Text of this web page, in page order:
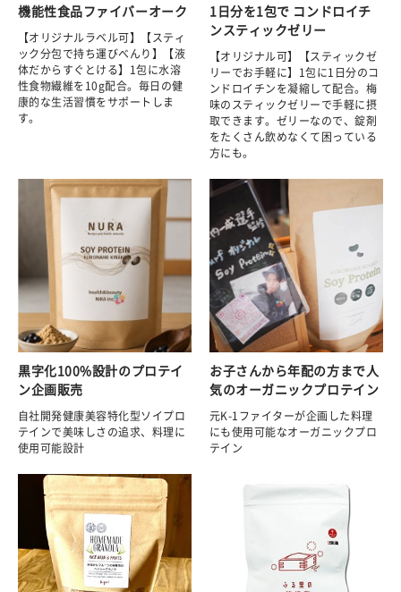
機能性食品ファイバーオーク
【オリジナルラベル可】【スティ
ック分包で持ち運びべんり】【液
体だからすぐとける】1包に水溶
性食物繊維を10g配合。毎日の健
康的な生活習慣をサポートしま
す。
1日分を1包で コンドロイチ
ンスティックゼリー
【オリジナル可】【スティックゼ
リーでお手軽に】1包に1日分のコ
ンドロイチンを凝縮して配合。梅
味のスティックゼリーで手軽に摂
取できます。ゼリーなので、錠剤
をたくさん飲めなくて困っている
方にも。
黒字化100%設計のプロテイ
ン企画販売
自社開発健康美容特化型ソイプロ
テインで美味しさの追求、料理に
使用可能設計
お子さんから年配の方まで人
気のオーガニックプロテイン
元K-1ファイターが企画した料理
にも使用可能なオーガニックプロ
テイン